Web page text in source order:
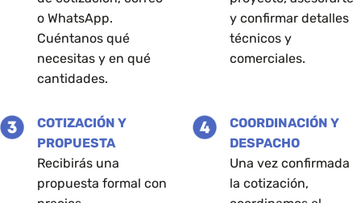
o WhatsApp.
Cuéntanos qué
necesitas y en qué
cantidades.
y confirmar detalles
técnicos y
comerciales.
COTIZACIÓN Y
PROPUESTA
Recibirás una
propuesta formal con
COORDINACIÓN Y
DESPACHO
Una vez confirmada
la cotización,